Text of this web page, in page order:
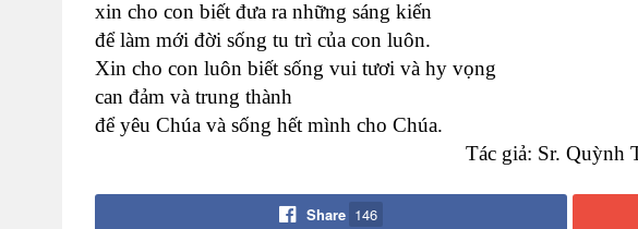
xin cho con biết đưa ra những sáng kiến
để làm mới đời sống tu trì của con luôn.
Xin cho con luôn biết sống vui tươi và hy vọng
can đảm và trung thành
để yêu Chúa và sống hết mình cho Chúa.
Tác giả: Sr. Quỳnh
Share 146